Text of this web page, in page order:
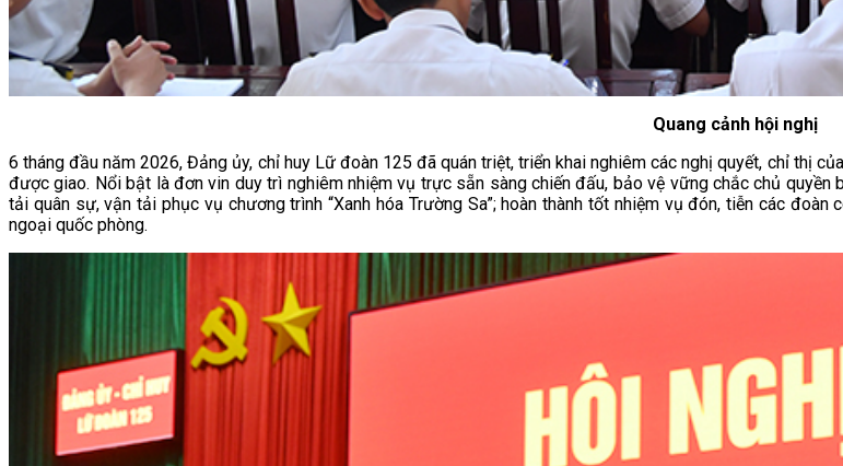
Quang cảnh hội nghị
6 tháng đầu năm 2026, Đảng ủy, chỉ huy Lữ đoàn 125 đã quán triệt, triển khai nghiêm các nghị quyết, chỉ thị
được giao. Nổi bật là đơn vin duy trì nghiêm nhiệm vụ trực sẵn sàng chiến đấu, bảo vệ vững chắc chủ
tải quân sự, vận tải phục vụ chương trình “Xanh hóa Trường Sa”; hoàn thành tốt nhiệm vụ đón, tiễn các
ngoại quốc phòng.